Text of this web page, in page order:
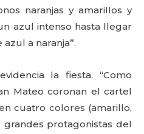
naranjas y amarillos y
azul intenso hasta llegar
a naranja”.
la fiesta. “Como
Mateo coronan el cartel
cuatro colores (amarillo,
grandes protagonistas del